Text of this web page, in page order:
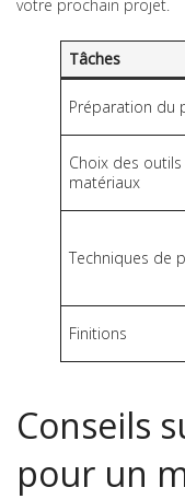
votre prochain projet.
Tâches
Préparation du
Choix des
matériaux
Techniques de
Finitions
Conseils
pour un